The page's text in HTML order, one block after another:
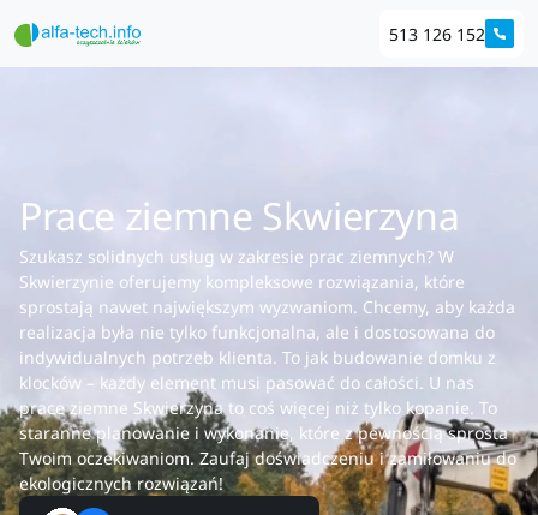
513 126 152
Prace ziemne Skwierzyna
Szukasz solidnych usług w zakresie prac ziemnych? W
Skwierzynie oferujemy kompleksowe rozwiązania, które
sprostają nawet największym wyzwaniom. Chcemy, aby każda
realizacja była nie tylko funkcjonalna, ale i dostosowana do
indywidualnych potrzeb klienta. To jak budowanie domku z
klocków – każdy element musi pasować do całości. U nas
prace ziemne Skwierzyna to coś więcej niż tylko kopanie. To
staranne planowanie i wykonanie, które z pewnością sprosta
Twoim oczekiwaniom. Zaufaj doświadczeniu i zamiłowaniu do
ekologicznych rozwiązań!